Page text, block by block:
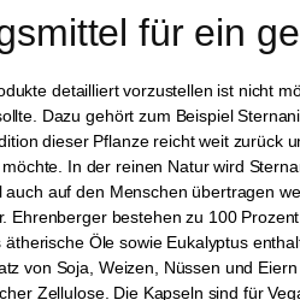
für ein
detailliert vorzustellen ist nicht
Dazu gehört zum Beispiel
dieser Pflanze reicht weit zurück
In der reinen Natur wird
auf den Menschen übertragen
bestehen zu 100
Öle sowie Eukalyptus
von Soja, Weizen, Nüssen und
Zellulose. Die Kapseln sind für